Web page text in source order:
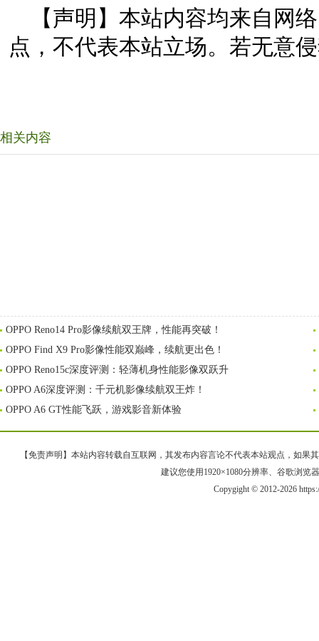
【声明】本站内容均来自网
点，不代表本站立场。若无意
相关内容
OPPO Reno14 Pro影像续航双王牌，性能再突破！
OPPO Find X9 Pro影像性能双巅峰，续航更出色！
OPPO Reno15c深度评测：轻薄机身性能影像双跃升
OPPO A6深度评测：千元机影像续航双王炸！
OPPO A6 GT性能飞跃，游戏影音新体验
【免责声明】本站内容转载自互联网，其发布内容言论不代表本站观点，如果
建议您使用1920×1080分辨率、谷歌浏览
Copygight © 2012-2026